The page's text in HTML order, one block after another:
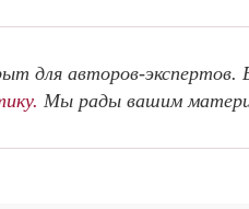
для авторов-
Мы рады вашим